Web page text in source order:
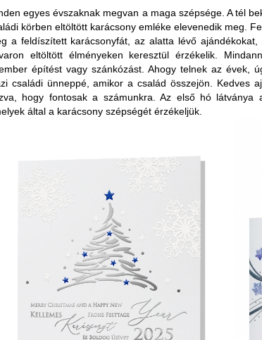
egyes évszaknak megvan a maga szépsége. A tél
körben eltöltött karácsony emléke elevenedik meg.
a feldíszített karácsonyfát, az alatta lévő
eltöltött élményeken keresztül érzékelik.
építést vagy szánkózást. Ahogy telnek az évek,
családi ünneppé, amikor a család összejön. Kedves
hogy fontosak a számunkra. Az első hó látványa
által a karácsony szépségét érzékeljük.